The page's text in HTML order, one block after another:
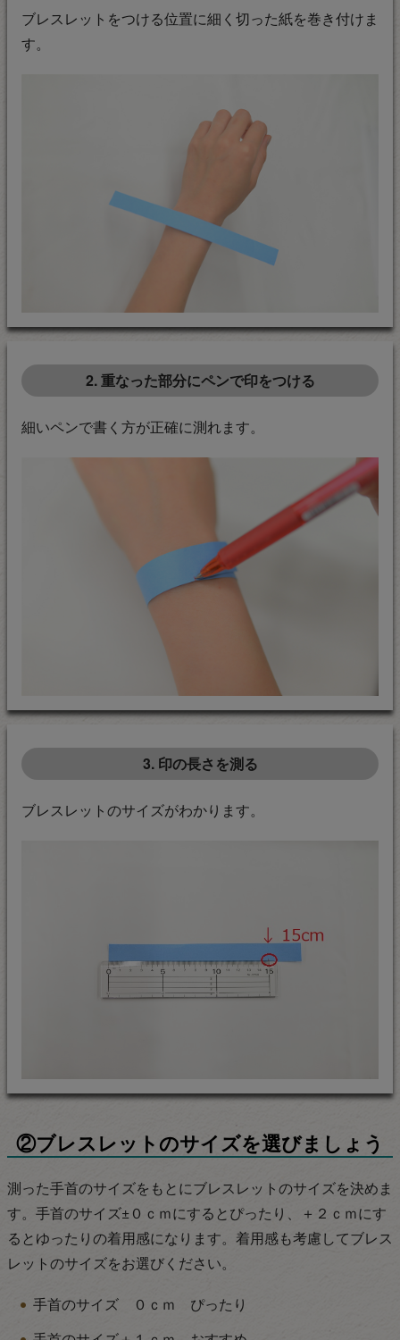
ブレスレットをつける位置に細く切った紙を巻き付けま
す。
2. 重なった部分にペンで印をつける
細いペンで書く方が正確に測れます。
3. 印の長さを測る
ブレスレットのサイズがわかります。
②ブレスレットのサイズを選びましょう
測った手首のサイズをもとにブレスレットのサイズを決めま
す。手首のサイズ±０ｃｍにするとぴったり、＋２ｃｍにす
るとゆったりの着用感になります。着用感も考慮してブレス
レットのサイズをお選びください。
手首のサイズ ０ｃｍ ぴったり